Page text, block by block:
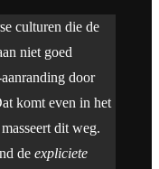
culturen die de
niet goed
door
komt even in het
dit weg.
de expliciete